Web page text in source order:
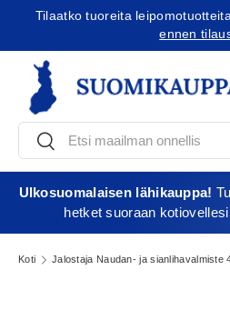
Tilaatko tuoreita
ennen
EtsiEtsi
Ulkosuomalaisen lähikauppa!
hetket suoraan
Koti Jalostaja Naudan- ja sianlihavalmiste